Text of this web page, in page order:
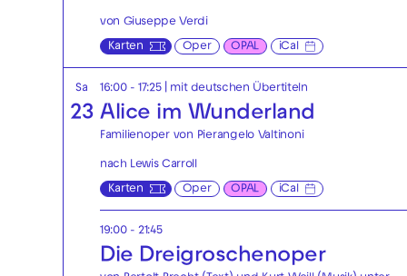
von Giuseppe Verdi
Karten Oper OPAL iCal
Sa
23
16:00 - 17:25| mit deutschen Übertiteln
Alice im Wunderland
Familienoper von Pierangelo Valtinoni
nach Lewis Carroll
Karten Oper OPAL iCal
19:00 - 21:45
Die Drei­groschen­oper